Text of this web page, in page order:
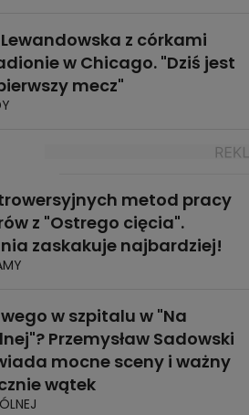
z córkami
w Chicago. "Dziś jest
mecz"
metod pracy
z "Ostrego cięcia".
zaskakuje najbardziej!
w szpitalu w "Na
Przemysław Sadowski
mocne sceny i ważny
wątek